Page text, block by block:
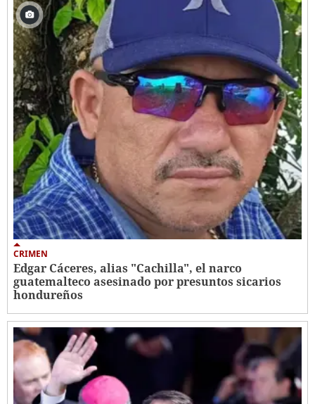
CRIMEN
Edgar Cáceres, alias "Cachilla", el narco
guatemalteco asesinado por presuntos sicarios
hondureños